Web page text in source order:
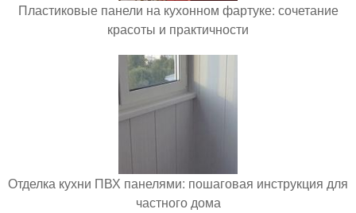
Пластиковые панели на кухонном фартуке: сочетание
красоты и практичности
Отделка кухни ПВХ панелями: пошаговая инструкция для
частного дома